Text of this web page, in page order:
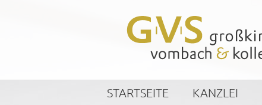
STARTSEITE KANZLEI